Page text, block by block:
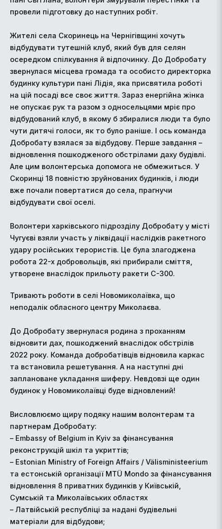
провели підготовку до наступних робіт.
Жителі села Скоринець на Чернігівщині хочуть
відбудувати тутешній клуб, який був для селян
осередком спілкування й відпочинку. До Добробату
звернулася місцева громада та особисто директорка
будинку культури пані Лідія, яка присвятила роботі
на цій посаді все своє життя. Зараз енергійна жінка
не опускає рук та разом з односельцями мріє про
відбудований клуб, в якому б збиралися люди та було
чути дитячі голоси, як то було раніше. І ось команда
Добробату взялася за відбудову. Перше завдання –
відновлення пошкодженого обстрілами даху будівлі.
Але цим волонтерська допомога не обмежиться. У
Скоринці 18 повністю зруйнованих будинків, і люди
вже почали повертатися до села, прагнучи
відбудувати свої оселі.
Волонтери харківського підрозділу Добробату у місті
Чугуєві взяли участь у ліквідації наслідків ракетного
удару російських терористів. Це була злагоджена
робота 22-х добровольців, які прибирали сміття,
утворене внаслідок прильоту ракети С-300.
Тривають роботи в селі Новомиколаївка, що
неподалік обласного центру Миколаєва.
До Добробату звернулася родина з проханням
відновити дах, пошкоджений внаслідок обстрілів
2022 року. Команда добробатівців відновила каркас
та встановила решетування. А на наступні дні
заплановане укладання шиферу. Невдовзі ще один
будинок у Новомиколаївці буде відновлений!
Висловлюємо щиру подяку нашим волонтерам та
партнерам Добробату:
– Embassy of Belgium in Kyiv за фінансування
реконструкцій шкіл та укриттів;
– Estonian Ministry of Foreign Affairs / Välisministeerium
та естонській організації MTÜ Mondo за фінансування
відновлення 8 приватних будинків у Київській,
Сумській та Миколаївських областях
– Латвійській республіці за надані будівельні
матеріали для відбудови;